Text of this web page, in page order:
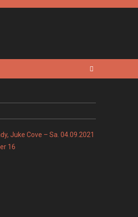
Juke Cove – Sa. 04.09.2021
16